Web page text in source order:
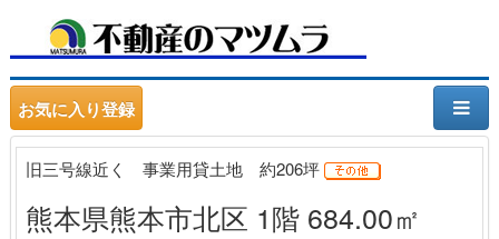
お気に入り登録
旧三号線近く 事業用貸土地 約206坪
熊本県熊本市北区 1階 684.00㎡